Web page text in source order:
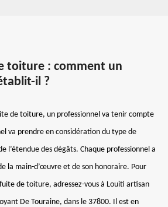
toiture : comment un
il ?
de toiture, un professionnel va tenir compte
va prendre en considération du type de
l’étendue des dégâts. Chaque professionnel a
la main-d’œuvre et de son honoraire. Pour
de toiture, adressez-vous à Louiti artisan
De Touraine, dans le 37800. Il est en